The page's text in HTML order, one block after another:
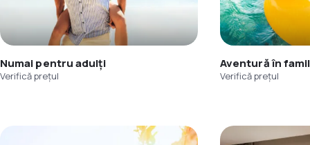
Numai pentru adulți
Verifică prețul
Aventură în
Verifică prețul